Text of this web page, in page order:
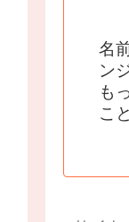
名
ン
も
こ